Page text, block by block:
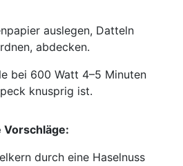
auslegen, Datteln
abdecken.
bei 600 Watt 4–5 Minuten
knusprig ist.
Vorschläge:
durch eine Haselnuss